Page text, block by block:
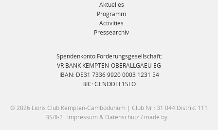
Aktuelles
Programm
Activities
Pressearchiv
Spendenkonto Förderungsgesellschaft:
VR BANK KEMPTEN-OBERALLGAEU EG
IBAN: DE31 7336 9920 0003 1231 54
BIC: GENODEF1SFO
© 2026 Lions Club Kempten-Cambodunum | Club Nr.: 31 044 Distrikt 111
BS/II-2 . Impressum & Datenschutz / made by ...